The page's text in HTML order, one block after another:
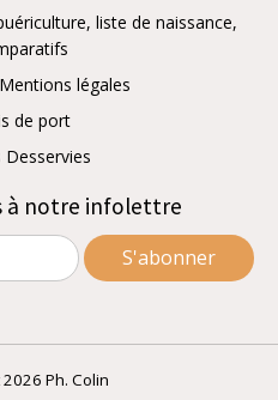
liste de naissance,
légales
de port
Desservies
à notre infolettre
S'abonner
Ph. Colin